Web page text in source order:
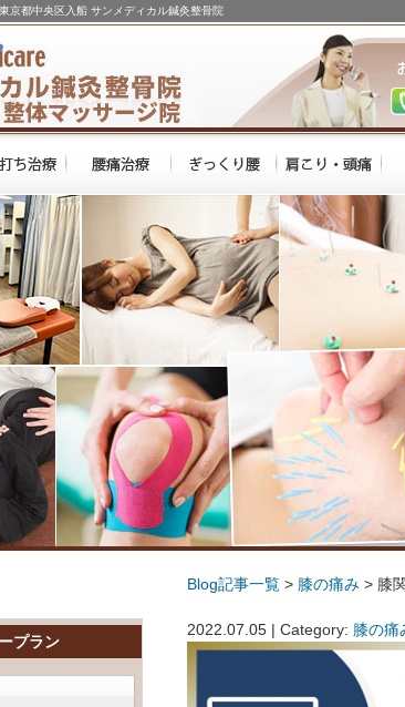
京都中央区入船 サンメディカル鍼灸整骨院
プラン
Blog記事一覧 > 膝の痛み > 膝
2022.07.05 | Category: 膝の痛